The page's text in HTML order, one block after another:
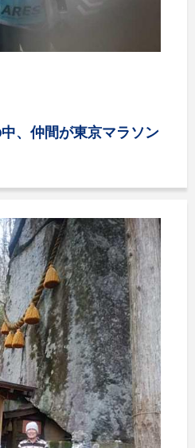
、仲間が東京マラソン